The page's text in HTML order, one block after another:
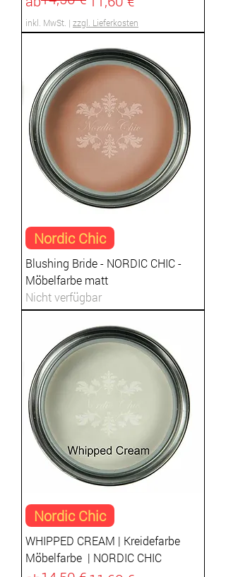
inkl. MwSt. | zzgl. Lieferkosten
Nordic Chic
Blushing Bride - NORDIC CHIC -
Möbelfarbe matt
Nicht verfügbar
Nordic Chic
WHIPPED CREAM | Kreidefarbe
Möbelfarbe | NORDIC CHIC